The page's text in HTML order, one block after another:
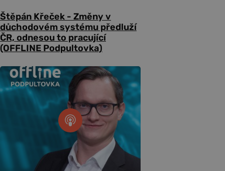
Štěpán Křeček - Změny v
důchodovém systému předluží
ČR, odnesou to pracující
(OFFLINE Podpultovka)